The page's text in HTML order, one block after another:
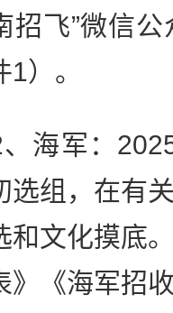
招飞”微信
1）。
军：2025
选组，在有
和文化摸底
》《海军招